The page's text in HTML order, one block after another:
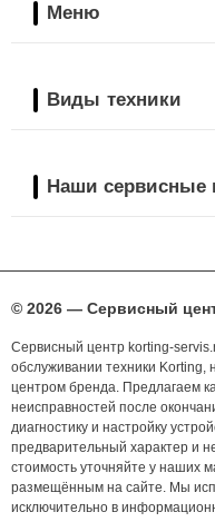
Меню
Виды техники
Наши сервисные
© 2026 — Сервисный
Сервисный центр korting-
обслуживании техники
центром бренда. Предлагаем
неисправностей после
диагностику и настройку
предварительный характер и
стоимость уточняйте у наших
размещённым на сайте. Мы
исключительно в